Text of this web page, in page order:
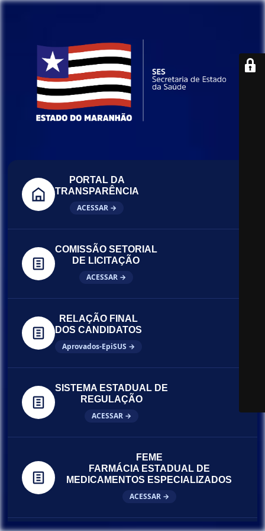
PORTAL DA
TRANSPARÊNCIA
ACESSAR →
COMISSÃO SETORIAL
DE LICITAÇÃO
ACESSAR →
RELAÇÃO FINAL
DOS CANDIDATOS
Aprovados-EpiSUS →
SISTEMA ESTADUAL DE
REGULAÇÃO
ACESSAR →
FEME
FARMÁCIA ESTADUAL DE
MEDICAMENTOS ESPECIALIZADOS
ACESSAR →